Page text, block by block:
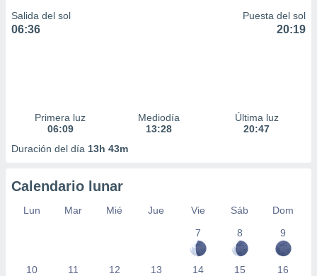
Salida del sol
06:36
Puesta del sol
20:19
Primera luz
06:09
Mediodía
13:28
Última luz
20:47
Duración del día 13h 43m
Calendario lunar
Lun Mar Mié Jue Vie Sáb
Dom
7
8 9
10 11 12 13 14 15 16